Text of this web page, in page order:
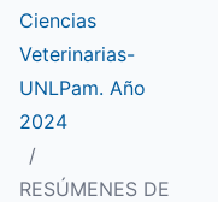
Ciencias
Veterinarias-
UNLPam. Año
2024
/
RESÚMENES DE